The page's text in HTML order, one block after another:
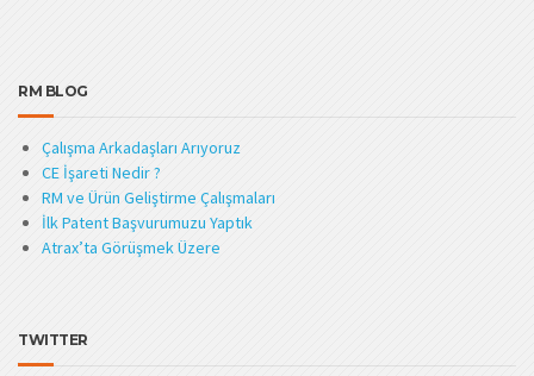
RM BLOG
Çalışma Arkadaşları Arıyoruz
CE İşareti Nedir ?
RM ve Ürün Geliştirme Çalışmaları
İlk Patent Başvurumuzu Yaptık
Atrax’ta Görüşmek Üzere
TWITTER